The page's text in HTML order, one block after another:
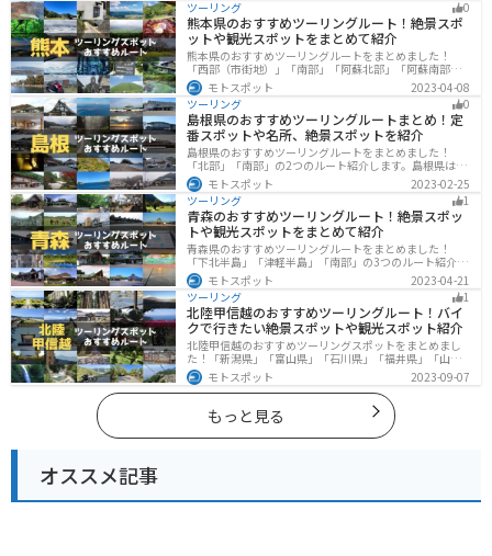
際は参考にしてください。
ツーリング 0
熊本県のおすすめツーリングルート！絶景スポ
ットや観光スポットをまとめて紹介
熊本県のおすすめツーリングルートをまとめました！
「西部（市街地）」「南部」「阿蘇北部」「阿蘇南部」
の4つのルート紹介します。阿蘇山や天草諸島をはじめと
した豊かな自然や、熊本城や水前寺成趣園など歴史ある
観光スポットが多数あり、様々な楽しみ方ができます。
バイクで熊本県にツーリングに行く際は参考にしてくだ
さい。
モトスポット
2023-04-08
ツーリング
0
島根県のおすすめツーリングルートまとめ！定
番スポットや名所、絶景スポットを紹介
島根県のおすすめツーリングルートをまとめました！
「北部」「南部」の2つのルート紹介します。島根県は、
海と山が近く、1日で全然違う景色を堪能することができ
ます。バイクで島根県にツーリングに行く際は参考にし
てください。
モトスポット
2023-02-25
ツーリング
1
青森のおすすめツーリングルート！絶景スポッ
トや観光スポットをまとめて紹介
青森県のおすすめツーリングルートをまとめました！
「下北半島」「津軽半島」「南部」の3つのルート紹介し
ます。自然に恵まれた風光明媚な景色や歴史文化に触れ
られる観光スポットが多くあります。バイクで青森県に
ツーリングに行く際は参考にしてください。
モトスポット
2023-04-21
ツーリング
1
北陸甲信越のおすすめツーリングルート！バイ
クで行きたい絶景スポットや観光スポット紹介
北陸甲信越のおすすめツーリングスポットをまとめまし
た！「新潟県」「富山県」「石川県」「福井県」「山梨
県」「長野県」の各県の観光地紹介します。自然豊かな
山々や湖、温泉地が点在し、四季折々の景色を楽しめる
スポットが多数あります。バイクで北陸甲信越にツーリ
ングに行く際は参考にしてください。
モトスポット 2023-09-07
もっと見る
オススメ記事